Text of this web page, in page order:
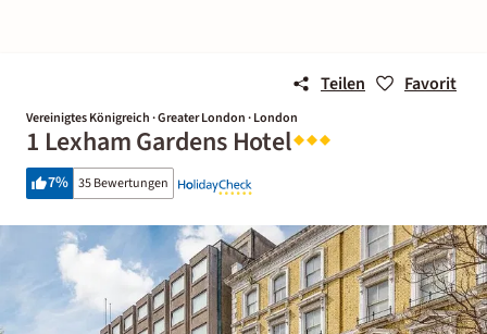
Teilen Favorit
Vereinigtes Königreich · Greater London · London
1 Lexham Gardens Hotel
7% 35 Bewertungen